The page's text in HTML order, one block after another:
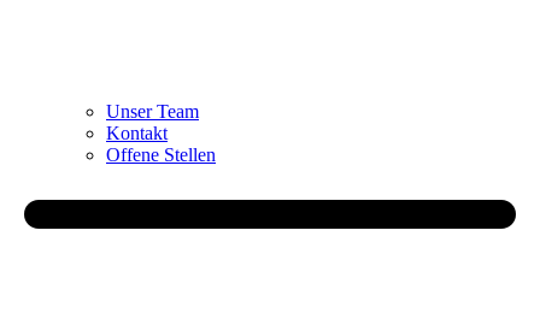
Unser Team
Kontakt
Offene Stellen